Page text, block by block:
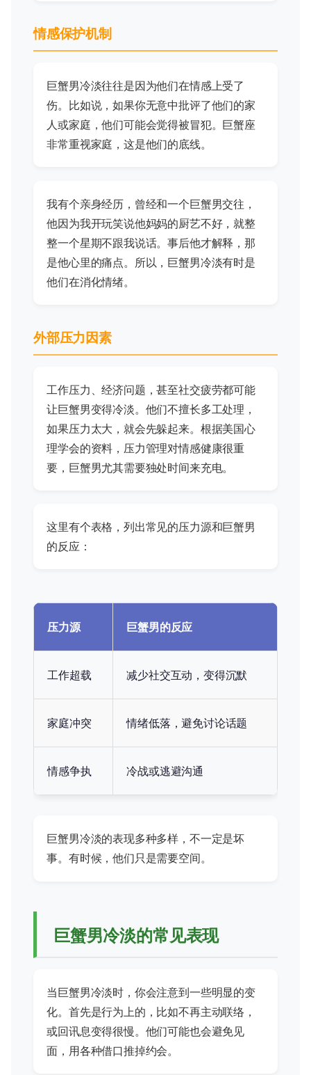
情感保护机制
巨蟹男冷淡往往是因为他们在情感上受了
伤。比如说，如果你无意中批评了他们的家
人或家庭，他们可能会觉得被冒犯。巨蟹座
非常重视家庭，这是他们的底线。
我有个亲身经历，曾经和一个巨蟹男交往，
他因为我开玩笑说他妈妈的厨艺不好，就整
整一个星期不跟我说话。事后他才解释，那
是他心里的痛点。所以，巨蟹男冷淡有时是
他们在消化情绪。
外部压力因素
工作压力、经济问题，甚至社交疲劳都可能
让巨蟹男变得冷淡。他们不擅长多工处理，
如果压力太大，就会先躲起来。根据美国心
理学会的资料，压力管理对情感健康很重
要，巨蟹男尤其需要独处时间来充电。
这里有个表格，列出常见的压力源和巨蟹男
的反应：
压力源 巨蟹男的反应
工作超载 减少社交互动，变得沉默
家庭冲突 情绪低落，避免讨论话题
情感争执 冷战或逃避沟通
巨蟹男冷淡的表现多种多样，不一定是坏
事。有时候，他们只是需要空间。
巨蟹男冷淡的常见表现
当巨蟹男冷淡时，你会注意到一些明显的变
化。首先是行为上的，比如不再主动联络，
或回讯息变得很慢。他们可能也会避免见
面，用各种借口推掉约会。